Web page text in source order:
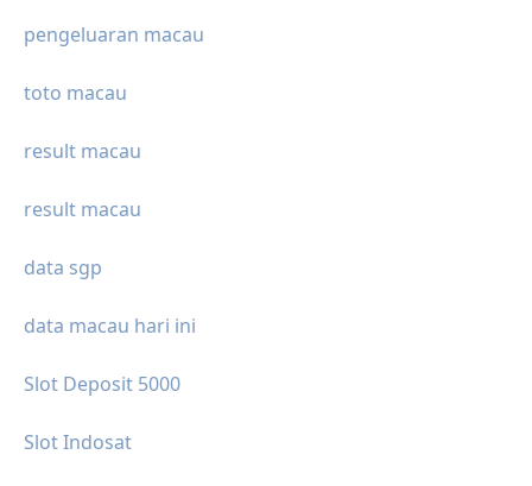
pengeluaran macau
toto macau
result macau
result macau
data sgp
data macau hari ini
Slot Deposit 5000
Slot Indosat